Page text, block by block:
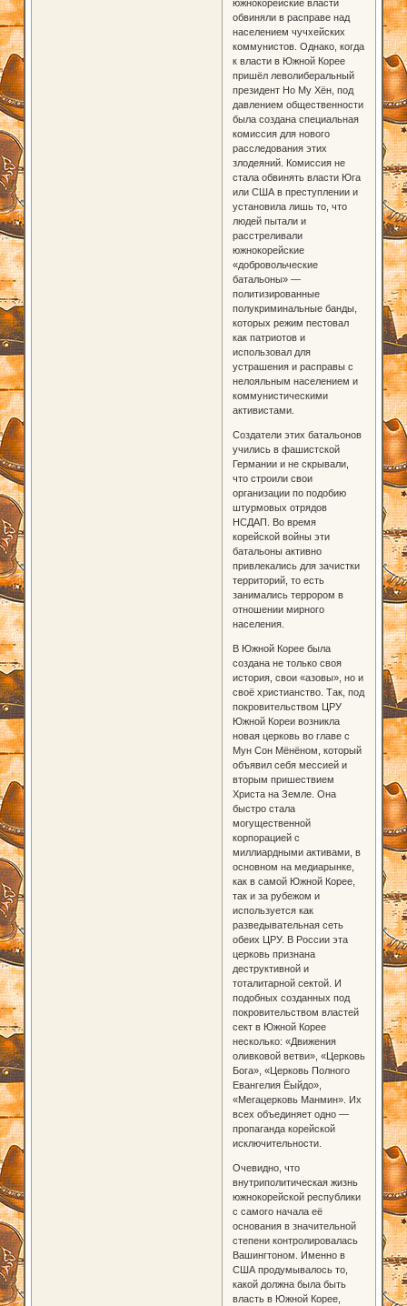
южнокорейские власти
обвиняли в расправе над
населением чучхейских
коммунистов. Однако, когда
к власти в Южной Корее
пришёл леволиберальный
президент Но Му Хён, под
давлением общественности
была создана специальная
комиссия для нового
расследования этих
злодеяний. Комиссия не
стала обвинять власти Юга
или США в преступлении и
установила лишь то, что
людей пытали и
расстреливали
южнокорейские
«добровольческие
батальоны» —
политизированные
полукриминальные банды,
которых режим пестовал
как патриотов и
использовал для
устрашения и расправы с
нелояльным населением и
коммунистическими
активистами.
Создатели этих батальонов
учились в фашистской
Германии и не скрывали,
что строили свои
организации по подобию
штурмовых отрядов
НСДАП. Во время
корейской войны эти
батальоны активно
привлекались для зачистки
территорий, то есть
занимались террором в
отношении мирного
населения.
В Южной Корее была
создана не только своя
история, свои «азовы», но и
своё христианство. Так, под
покровительством ЦРУ
Южной Кореи возникла
новая церковь во главе с
Мун Сон Мёнёном, который
объявил себя мессией и
вторым пришествием
Христа на Земле. Она
быстро стала
могущественной
корпорацией с
миллиардными активами, в
основном на медиарынке,
как в самой Южной Корее,
так и за рубежом и
используется как
разведывательная сеть
обеих ЦРУ. В России эта
церковь признана
деструктивной и
тоталитарной сектой. И
подобных созданных под
покровительством властей
сект в Южной Корее
несколько: «Движения
оливковой ветви», «Церковь
Бога», «Церковь Полного
Евангелия Ёыйдо»,
«Мегацерковь Манмин». Их
всех объединяет одно ―
пропаганда корейской
исключительности.
Очевидно, что
внутриполитическая жизнь
южнокорейской республики
с самого начала её
основания в значительной
степени контролировалась
Вашингтоном. Именно в
США продумывалось то,
какой должна была быть
власть в Южной Корее,